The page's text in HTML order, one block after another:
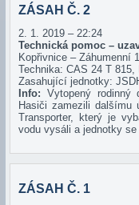
ZÁSAH Č. 2
2. 1. 2019 – 22:24
Technická pomoc –
Kopřivnice – Záhumenní
Technika: CAS 24 T 815,
Zasahující jednotky:
Info: Vytopený rodinný
Hasiči zamezili
Transporter, který je
vodu vysáli a jednotky
ZÁSAH Č. 1